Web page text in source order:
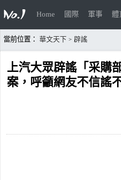
Home 國際 軍事 體
當前位置： 華文天下 > 辟謠
上汽大眾辟謠「采購
案，呼籲網友不信謠